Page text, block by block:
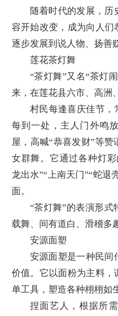
随着时代的发展，历
容开始改变，成为向人
逐步发展到说人物、扬善
莲花茶灯舞
“茶灯舞”又名“茶灯
来，在莲花县六市、高洲
村民每逢喜庆佳节，
每到一处，主人门外鸣
屋，高喊“恭喜发财”等赞
女群舞。它通过各种灯
龙出水”“上南天门”“蛇退
面。
“茶灯舞”的表演形
载舞、间有道白、滑稽多
安源面塑
安源面塑是一种民间
价值。它以面粉为主料
单工具，塑造各种栩栩如
捏面艺人，根据所